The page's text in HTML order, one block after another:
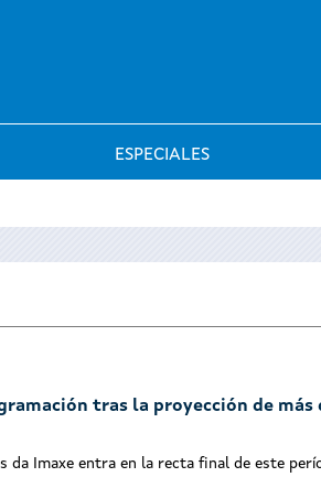
ESPECIALES
tras la proyección de
da Imaxe entra en la recta final de este